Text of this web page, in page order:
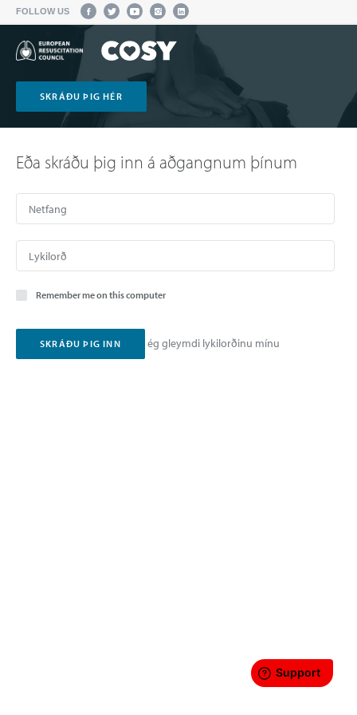
FOLLOW US
SKRÁÐU ÞIG HÉR
Eða skráðu þig inn á aðgangnum þínum
Remember me on this computer
ég gleymdi lykilorðinu mínu